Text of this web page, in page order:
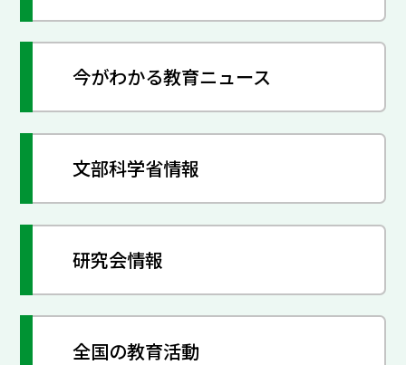
今がわかる教育ニュース
文部科学省情報
研究会情報
全国の教育活動